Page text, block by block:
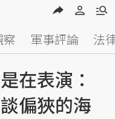
軍事評論 法
在表演：
偏狹的海